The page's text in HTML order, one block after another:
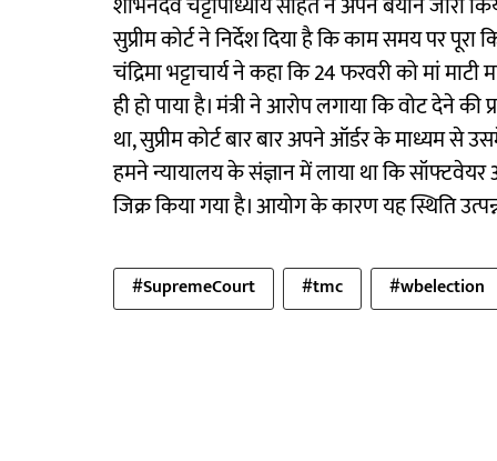
सुप्रीम कोर्ट ने निर्देश दिया है कि काम समय पर
चंद्रिमा भट्टाचार्य ने कहा कि 24 फरवरी को मां
ही हो पाया है। मंत्री ने आरोप लगाया कि वोट देने
था, सुप्रीम कोर्ट बार बार अपने ऑर्डर के माध्यम से
हमने न्यायालय के संज्ञान में लाया था कि सॉफ्टवेयर
जिक्र किया गया है। आयोग के कारण यह स्थिति
#SupremeCourt #tmc #wbelection